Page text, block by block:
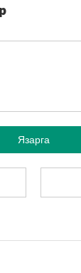
Язарга